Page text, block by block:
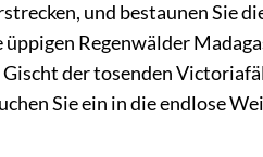
und bestaunen Sie
Regenwälder
der tosenden
Sie ein in die endlose